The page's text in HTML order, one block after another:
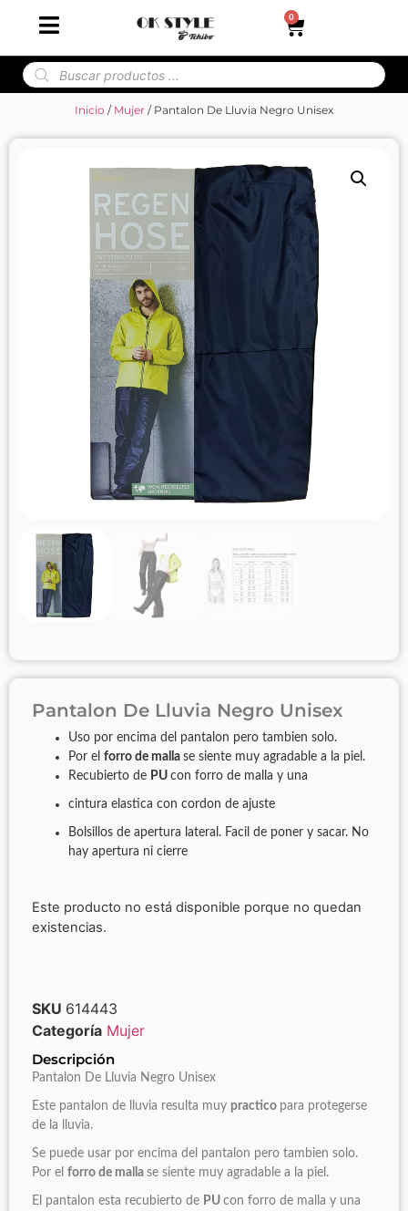
0
Inicio / Mujer / Pantalon De Lluvia Negro Unisex
Pantalon De Lluvia Negro Unisex
Uso por encima del pantalon pero tambien solo.
Por el forro de malla se siente muy agradable a la piel.
Recubierto de PU con forro de malla y una
cintura elastica con cordon de ajuste
Bolsillos de apertura lateral. Facil de poner y sacar. No
hay apertura ni cierre
Este producto no está disponible porque no quedan
existencias.
SKU 614443
Categoría Mujer
Descripción
Pantalon De Lluvia Negro Unisex
Este pantalon de lluvia resulta muy practico para protegerse
de la lluvia.
Se puede usar por encima del pantalon pero tambien solo.
Por el forro de malla se siente muy agradable a la piel.
El pantalon esta recubierto de PU con forro de malla y una